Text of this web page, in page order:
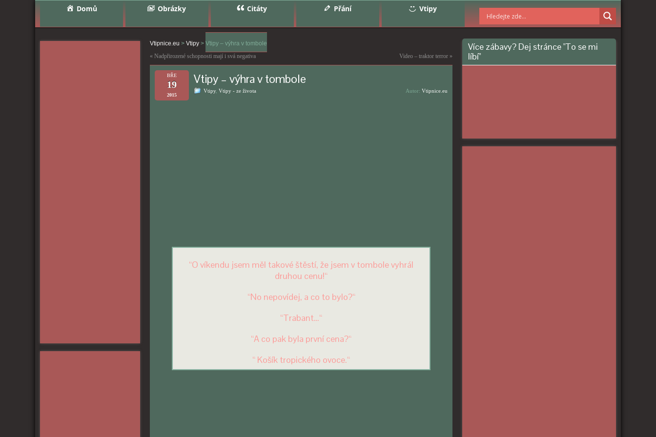
Domů Obrázky Citáty Přání Vtipy
Vtipnice.eu > Vtipy > Vtipy – výhra v tombole
« Nadpřirozené schopnosti mají i svá negativa Video – traktor terror »
BŘE
19
2015
Vtipy – výhra v tombole
Vtipy, Vtipy - ze života Autor: Vtipnice.eu
“O víkendu jsem měl takové štěstí, že jsem v tombole vyhrál
druhou cenu!“
“No nepovídej, a co to bylo?“
“Trabant…“
“A co pak byla první cena?“
“ Košík tropického ovoce.“
Více zábavy? Dej stránce "To se mi
líbí"